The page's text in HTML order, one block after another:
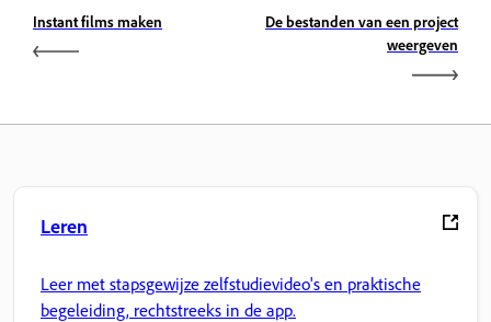
Instant films maken
De bestanden van een project
weergeven
Leren
Leer met stapsgewijze zelfstudievideo's en praktische
begeleiding, rechtstreeks in de app.